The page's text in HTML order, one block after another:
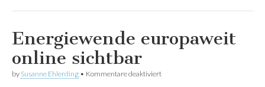
Energiewende europaweit
online sichtbar
by Susanne Ehlerding • Kommentare deaktiviertfür